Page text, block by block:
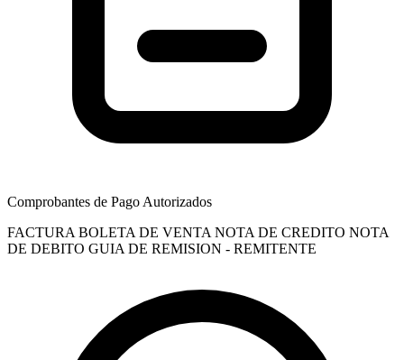
Comprobantes de Pago Autorizados
FACTURA BOLETA DE VENTA NOTA DE CREDITO NOTA
DE DEBITO GUIA DE REMISION - REMITENTE